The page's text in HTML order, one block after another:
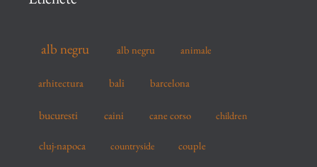
alb negru alb negru animale
arhitectura bali barcelona
bucuresti caini cane corso children
cluj-napoca countryside couple